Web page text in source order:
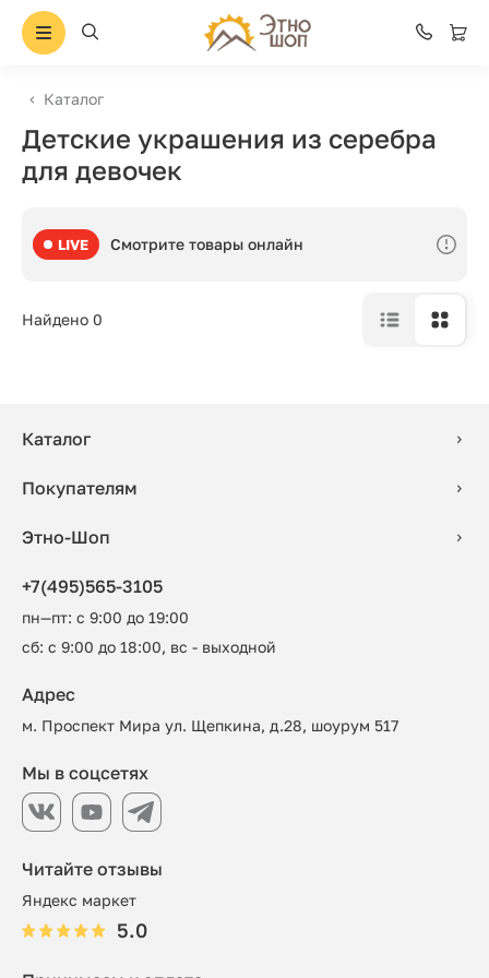
Каталог
Детские украшения из серебра
для девочек
LIVE Смотрите товары онлайн
Найдено 0
Каталог
Покупателям
Этно-Шоп
+7(495)565-3105
пн—пт: с 9:00 до 19:00
сб: с 9:00 до 18:00, вс - выходной
Читайте отзывы
Яндекс маркет
5.0
Адрес
м. Проспект Мира ул. Щепкина, д.28, шоурум 517
Мы в соцсетях